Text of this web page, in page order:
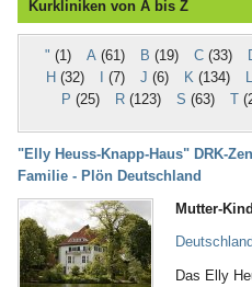
Kurkliniken von A bis Z
" (1) A(61) B (19) C(33)
H (32) (7) J (6) K(134) L
P (25) R(123) S (63) T
"Elly Heuss-Knapp-Haus" DRK-
Familie - Plön Deutschland
Mutter-
Das Elly